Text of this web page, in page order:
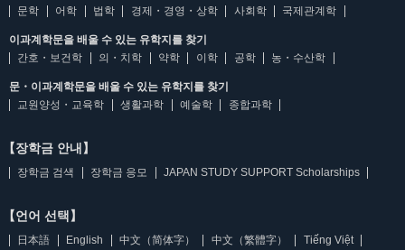
문학
어학 법학 경제・경영・상학 사회학 국제관계학
이과계학문을 배울 수 있는 유학지를 찾기
간호・보건학
의・치학 약학 이학 공학 농・수산학
문・이과계학문을 배울 수 있는 유학지를 찾기
교원양성・교육학
생활과학 예술학 종합과학
【장학금 안내】
장학금 검색 장학금 응모 JAPAN STUDY SUPPORT Scholarships
【언어 선택】
日本語 English 中文（简体字） 中文（繁體字）
Tiếng Việt